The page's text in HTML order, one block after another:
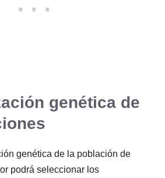
genética de
genética de la población de
podrá seleccionar los